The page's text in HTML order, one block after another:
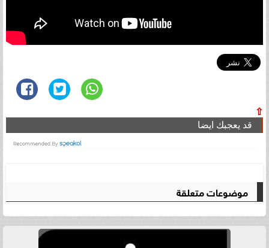
⇧
قد يعجبك ايضا
موضوعات متعلقة